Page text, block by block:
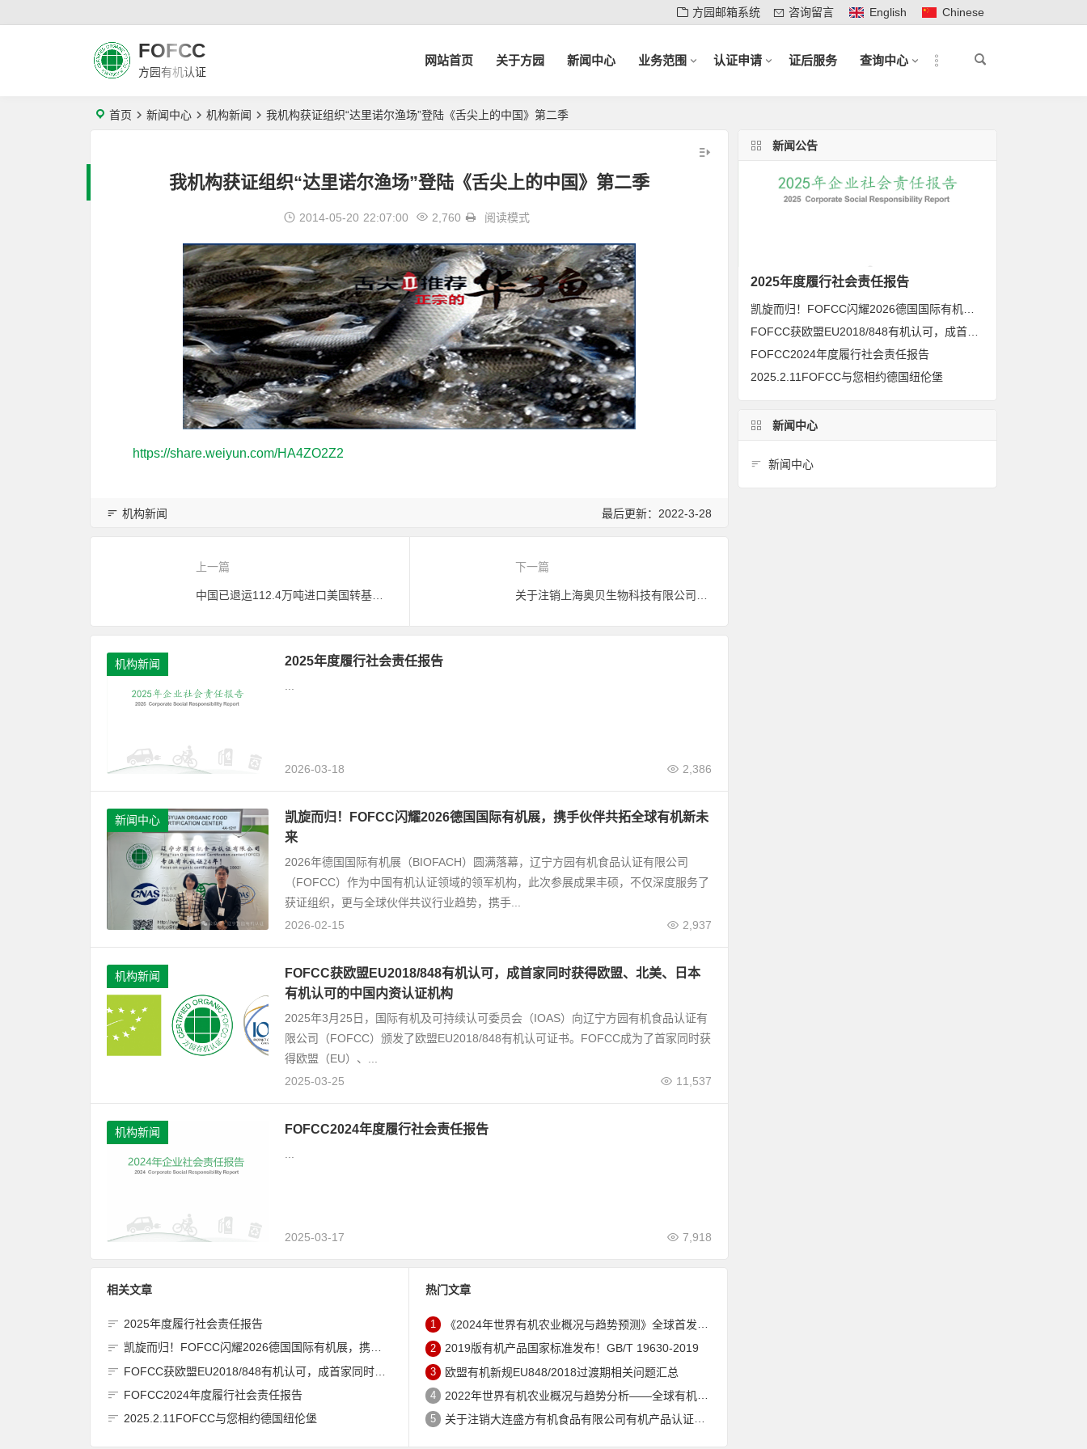
方园邮箱系统 咨询留言 English Chinese
FOFCC
方园有机认证
网站首页 关于方园 新闻中心 业务范围 认证申请 证后服务 查询中心
首页 新闻中心 机构新闻 我机构获证组织“达里诺尔渔场”登陆《舌尖上的中国》第二季
我机构获证组织“达里诺尔渔场”登陆《舌尖上的中国》第二季
2014-05-20 22:07:00 2,760 阅读模式
https://share.weiyun.com/HA4ZO2Z2
机构新闻 最后更新：2022-3-28
上一篇 下一篇
机构新闻 2025年度履行社会责任报告
2026-03-18 2,386
新闻中心
凯旋而归！FOFCC闪耀2026德国国际有机展，携手伙伴共拓全球有机新未
来
2026年德国国际有机展（BIOFACH）圆满落幕，辽宁方园有机食品认证有限公司
（FOFCC）作为中国有机认证领域的领军机构，此次参展成果丰硕，不仅深度服务了
获证组织，更与全球伙伴共议行业趋势，携手...
2026-02-15
2,937
机构新闻
FOFCC获欧盟EU2018/848有机认可，成首家同时获得欧盟、北美、日本
有机认可的中国内资认证机构
2025年3月25日，国际有机及可持续认可委员会（IOAS）向辽宁方园有机食品认证有
限公司（FOFCC）颁发了欧盟EU2018/848有机认可证书。FOFCC成为了首家同时获
得欧盟（EU）、...
2025-03-25
11,537
机构新闻 FOFCC2024年度履行社会责任报告
2025-03-17 7,918
相关文章
2025年度履行社会责任报告
凯旋而归！FOFCC闪耀2026德国国际有机展，携手伙伴共拓全球有机新未来
FOFCC获欧盟EU2018/848有机认可，成首家同时获得欧盟、北美、日本有机认可的中国内资认证机构
FOFCC2024年度履行社会责任报告
2025.2.11FOFCC与您相约德国纽伦堡
热门文章
1 《2024年世界有机农业概况与趋势预测》全球首发 – 中国有机市场规模跻身世界第三
2 2019版有机产品国家标准发布！GB/T 19630-2019
3 欧盟有机新规EU848/2018过渡期相关问题汇总
4 2022年世界有机农业概况与趋势分析——全球有机农地现状与有机食品（含饮料）市场
5 关于注销大连盛方有机食品有限公司有机产品认证证书的公告
新闻公告
2025年度履行社会责任报告
FOFCC2024年度履行社会责任报告
2025.2.11FOFCC与您相约德国纽伦堡
新闻中心
新闻中心